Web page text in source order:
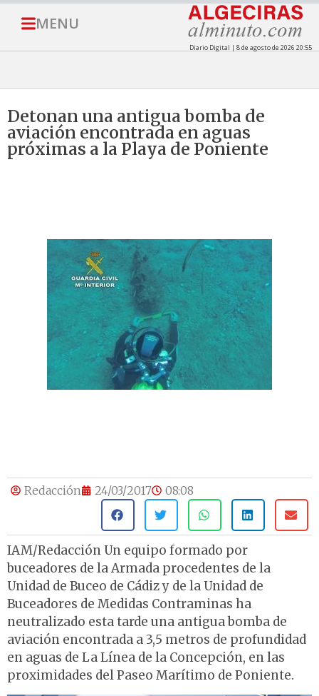
MENU
Diario Digital | 8 de agosto de 2026 20:55
Detonan una antigua bomba de
aviación encontrada en aguas
próximas a la Playa de Poniente
Redacción 24/03/2017 08:08
IAM/Redacción Un equipo formado por
buceadores de la Armada procedentes de la
Unidad de Buceo de Cádiz y de la Unidad de
Buceadores de Medidas Contraminas ha
neutralizado esta tarde una antigua bomba de
aviación encontrada a 3,5 metros de profundidad
en aguas de La Línea de la Concepción, en las
proximidades del Paseo Marítimo de Poniente.